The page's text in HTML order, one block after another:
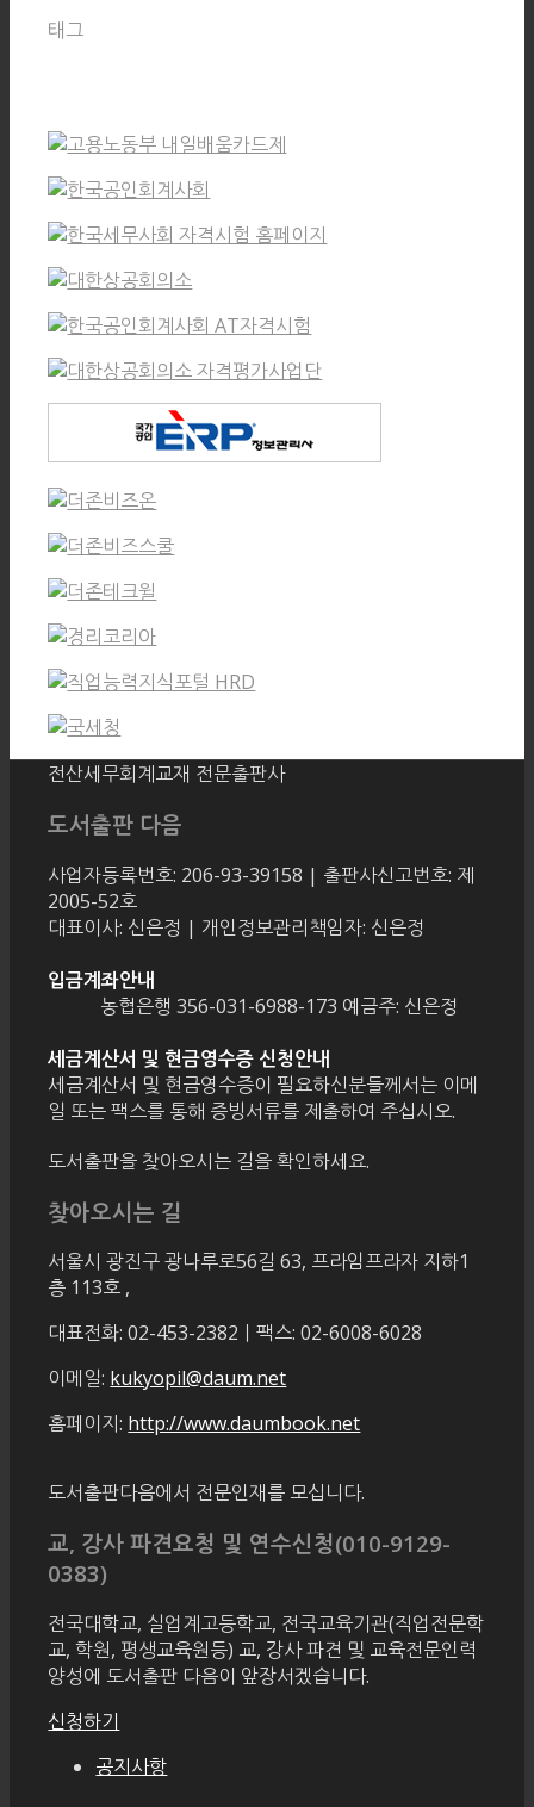
태그
전산세무회계교재 전문출판사
도서출판 다음
사업자등록번호: 206-93-39158 | 출판사신고번호: 제
2005-52호
대표이사: 신은정 | 개인정보관리책임자: 신은정
입금계좌안내
농협은행 356-031-6988-173 예금주: 신은정
세금계산서 및 현금영수증 신청안내
세금계산서 및 현금영수증이 필요하신분들께서는 이메
일 또는 팩스를 통해 증빙서류를 제출하여 주십시오.
도서출판을 찾아오시는 길을 확인하세요.
찾아오시는 길
서울시 광진구 광나루로56길 63, 프라임프라자 지하1
층 113호 ,
대표전화: 02-453-2382ㅣ팩스: 02-6008-6028
이메일: kukyopil@daum.net
홈페이지: http://www.daumbook.net
도서출판다음에서 전문인재를 모십니다.
교, 강사 파견요청 및 연수신청(010-9129-
0383)
전국대학교, 실업계고등학교, 전국교육기관(직업전문학
교, 학원, 평생교육원등) 교, 강사 파견 및 교육전문인력
양성에 도서출판 다음이 앞장서겠습니다.
신청하기
공지사항